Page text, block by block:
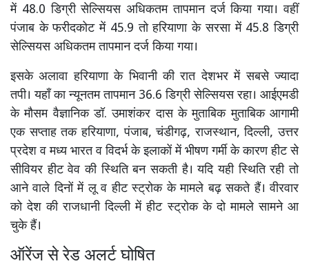
में 48.0 डिग्री सेल्सियस अधिकतम तापमान दर्ज किया गया। वहीं
पंजाब के फरीदकोट में 45.9 तो हरियाणा के सरसा में 45.8 डिग्री
सेल्सियस अधिकतम तापमान दर्ज किया गया।
इसके अलावा हरियाणा के भिवानी की रात देशभर में सबसे ज्यादा
तपी। यहाँ का न्यूनतम तापमान 36.6 डिग्री सेल्सियस रहा। आईएमडी
के मौसम वैज्ञानिक डॉ. उमाशंकर दास के मुताबिक मुताबिक आगामी
एक सप्ताह तक हरियाणा, पंजाब, चंडीगढ़, राजस्थान, दिल्ली, उत्तर
प्रदेश व मध्य भारत व विदर्भ के इलाकों में भीषण गर्मी के कारण हीट से
सीवियर हीट वेव की स्थिति बन सकती है। यदि यही स्थिति रही तो
आने वाले दिनों में लू व हीट स्ट्रोक के मामले बढ़ सकते हैं। वीरवार
को देश की राजधानी दिल्ली में हीट स्ट्रोक के दो मामले सामने आ
चुके हैं।
ऑरेंज से रेड अलर्ट घोषित